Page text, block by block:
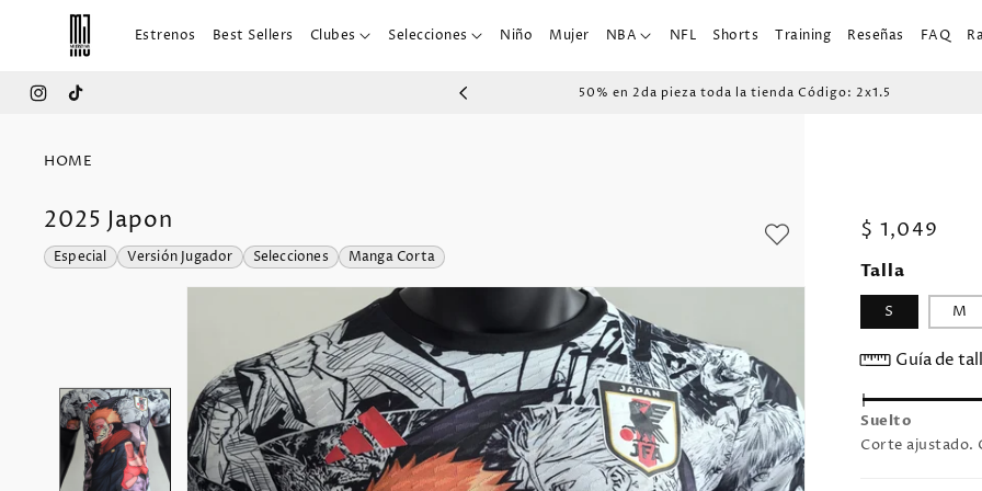
DIRECTAMENTE
AL CONTENIDOEstrenos Best Sellers Clubes Selecciones Niño Mujer NBA NFL Shorts Training Reseñas FAQ
Instagram
TikTok 50% en 2da pieza toda la tienda Código: 2x1.5
HOME
2025 Japon
Especial Versión Jugador Selecciones Manga Corta
IR
PRODUCTO
Precio
habitual
$ 1,049
Talla
S M
Guía de
Suelto
Corte ajustado.